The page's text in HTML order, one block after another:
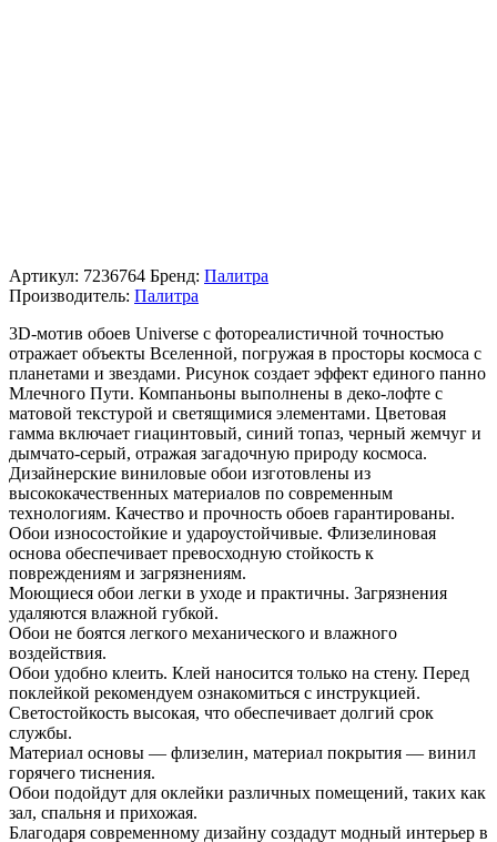
Артикул: 7236764 Бренд: Палитра
Производитель: Палитра
3D-мотив обоев Universe с фотореалистичной точностью
отражает объекты Вселенной, погружая в просторы космоса с
планетами и звездами. Рисунок создает эффект единого панно
Млечного Пути. Компаньоны выполнены в деко-лофте с
матовой текстурой и светящимися элементами. Цветовая
гамма включает гиацинтовый, синий топаз, черный жемчуг и
дымчато-серый, отражая загадочную природу космоса.
Дизайнерские виниловые обои изготовлены из
высококачественных материалов по современным
технологиям. Качество и прочность обоев гарантированы.
Обои износостойкие и удароустойчивые. Флизелиновая
основа обеспечивает превосходную стойкость к
повреждениям и загрязнениям.
Моющиеся обои легки в уходе и практичны. Загрязнения
удаляются влажной губкой.
Обои не боятся легкого механического и влажного
воздействия.
Обои удобно клеить. Клей наносится только на стену. Перед
поклейкой рекомендуем ознакомиться с инструкцией.
Светостойкость высокая, что обеспечивает долгий срок
службы.
Материал основы — флизелин, материал покрытия — винил
горячего тиснения.
Обои подойдут для оклейки различных помещений, таких как
зал, спальня и прихожая.
Благодаря современному дизайну создадут модный интерьер в